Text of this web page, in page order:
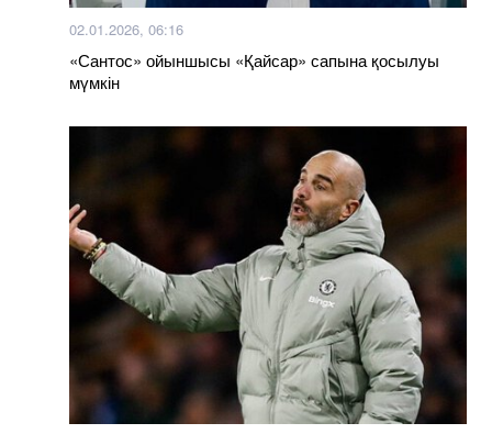
02.01.2026, 06:16
«Сантос» ойыншысы «Қайсар» сапына қосылуы
мүмкін